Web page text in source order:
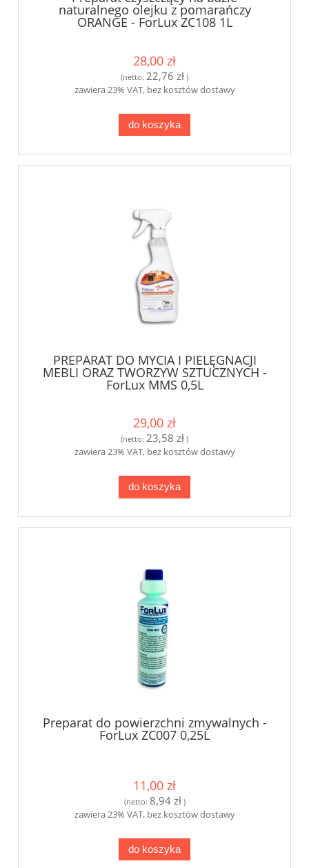
naturalnego olejku z pomarańczy
ORANGE - ForLux ZC108 1L
28,00 zł
(netto: 22,76 zł )
zawiera 23% VAT, bez kosztów dostawy
do koszyka
PREPARAT DO MYCIA I PIELĘGNACJI
MEBLI ORAZ TWORZYW SZTUCZNYCH -
ForLux MMS 0,5L
29,00 zł
(netto: 23,58 zł )
zawiera 23% VAT, bez kosztów dostawy
do koszyka
Preparat do powierzchni zmywalnych -
ForLux ZC007 0,25L
11,00 zł
(netto: 8,94 zł)
zawiera 23% VAT, bez kosztów dostawy
do koszyka